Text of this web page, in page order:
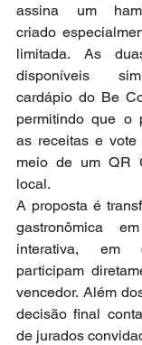
assina um
criado
limitada. As
disponíveis
cardápio do Be
permitindo que o
as receitas e
meio de um QR
local.
A proposta é
gastronômica
interativa, em
participam
vencedor. Além
decisão final
de jurados